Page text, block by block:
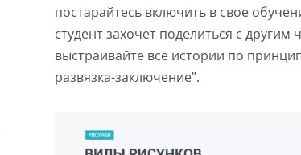
постарайтесь включить в свое
студент захочет поделиться с другим
выстраивайте все истории по
развязка-заключение”.